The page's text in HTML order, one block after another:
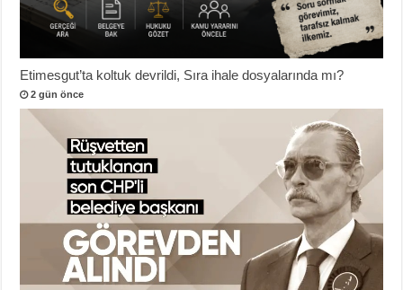
Etimesgut’ta koltuk devrildi, Sıra ihale dosyalarında mı?
2 gün önce